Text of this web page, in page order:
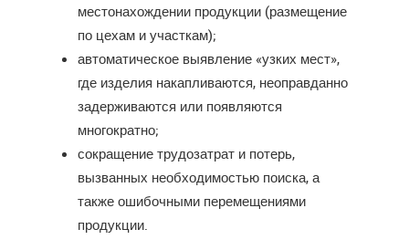
местонахождении продукции (размещение
по цехам и участкам);
автоматическое выявление «узких мест»,
где изделия накапливаются, неоправданно
задерживаются или появляются
многократно;
сокращение трудозатрат и потерь,
вызванных необходимостью поиска, а
также ошибочными перемещениями
продукции.